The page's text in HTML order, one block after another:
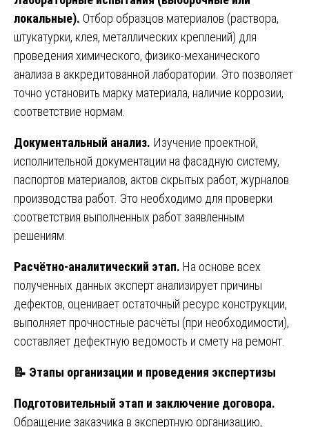
локальные). Отбор образцов материалов (раствора,
штукатурки, клея, металлических креплений) для
проведения химического, физико-механического
анализа в аккредитованной лаборатории. Это позволяет
точно установить марку материала, наличие коррозии,
соответствие нормам.
Документальный анализ. Изучение проектной,
исполнительной документации на фасадную систему,
паспортов материалов, актов скрытых работ, журналов
производства работ. Это необходимо для проверки
соответствия выполненных работ заявленным
решениям.
Расчётно-аналитический этап. На основе всех
полученных данных эксперт анализирует причины
дефектов, оценивает остаточный ресурс конструкции,
выполняет прочностные расчёты (при необходимости),
составляет дефектную ведомость и смету на ремонт.
📝 Этапы организации и проведения экспертизы
Подготовительный этап и заключение договора.
Обращение заказчика в экспертную организацию,